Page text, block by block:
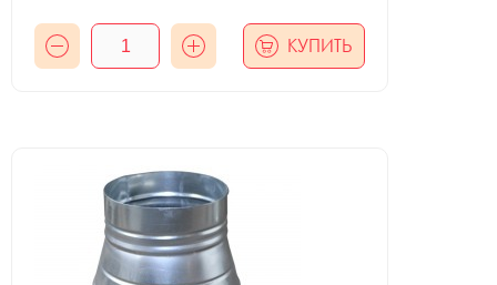
КУПИТЬ